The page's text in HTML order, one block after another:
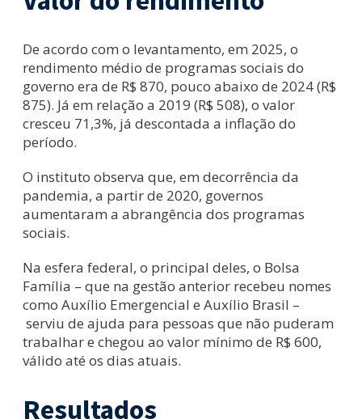
De acordo com o levantamento, em 2025, o
rendimento médio de programas sociais do
governo era de R$ 870, pouco abaixo de 2024 (R$
875). Já em relação a 2019 (R$ 508), o valor
cresceu 71,3%, já descontada a inflação do
período.
O instituto observa que, em decorrência da
pandemia, a partir de 2020, governos
aumentaram a abrangência dos programas
sociais.
Na esfera federal, o principal deles, o Bolsa
Família – que na gestão anterior recebeu nomes
como Auxílio Emergencial e Auxílio Brasil –
serviu de ajuda para pessoas que não puderam
trabalhar e chegou ao valor mínimo de R$ 600,
válido até os dias atuais.
Resultados